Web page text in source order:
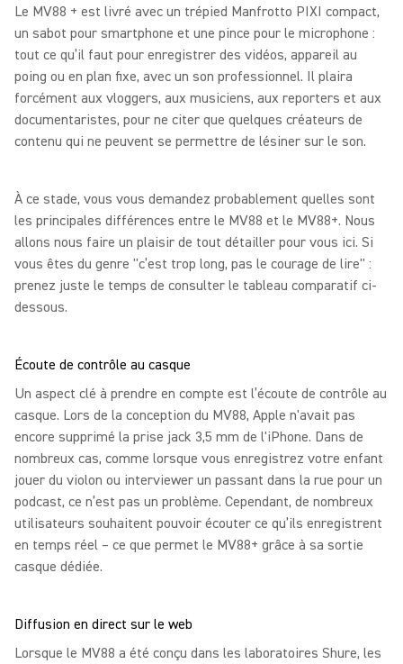
Le MV88 + est livré avec un trépied Manfrotto PIXI compact,
un sabot pour smartphone et une pince pour le microphone :
tout ce qu’il faut pour enregistrer des vidéos, appareil au
poing ou en plan fixe, avec un son professionnel. Il plaira
forcément aux vloggers, aux musiciens, aux reporters et aux
documentaristes, pour ne citer que quelques créateurs de
contenu qui ne peuvent se permettre de lésiner sur le son.
À ce stade, vous vous demandez probablement quelles sont
les principales différences entre le MV88 et le MV88+. Nous
allons nous faire un plaisir de tout détailler pour vous ici. Si
vous êtes du genre "c’est trop long, pas le courage de lire" :
prenez juste le temps de consulter le tableau comparatif ci-
dessous.
Écoute de contrôle au casque
Un aspect clé à prendre en compte est l’écoute de contrôle au
casque. Lors de la conception du MV88, Apple n'avait pas
encore supprimé la prise jack 3,5 mm de l'iPhone. Dans de
nombreux cas, comme lorsque vous enregistrez votre enfant
jouer du violon ou interviewer un passant dans la rue pour un
podcast, ce n’est pas un problème. Cependant, de nombreux
utilisateurs souhaitent pouvoir écouter ce qu’ils enregistrent
en temps réel – ce que permet le MV88+ grâce à sa sortie
casque dédiée.
Diffusion en direct sur le web
Lorsque le MV88 a été conçu dans les laboratoires Shure, les